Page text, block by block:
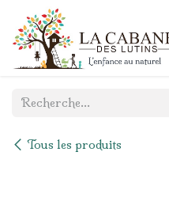
Se rendre au contenu
Tous les produits